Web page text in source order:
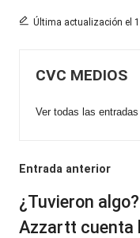
Última actualización el
CVC MEDIOS
Ver todas las entradas
Navegación
de
entradas
Entrada anterior
¿Tuvieron algo?
Azzartt cuenta